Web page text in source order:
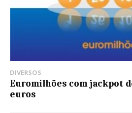
DIVERSOS
Euromilhões com jackpot
euros